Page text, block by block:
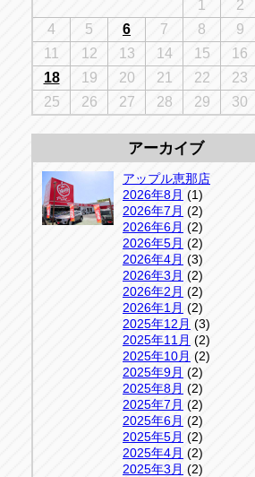
千葉
アップルかしわ沼南店
04-7190-1500
1 2
4
5 6 7 8 9
11
12 13 14 15 16
18
19 20 21 22 23
25
26 27 28 29 30
アーカイブ
アップル恵那店
2026年8月 (1)
2026年7月 (2)
2026年6月 (2)
2026年5月 (2)
2026年4月 (3)
2026年3月 (2)
2026年2月 (2)
2026年1月 (2)
2025年12月 (3)
2025年11月 (2)
2025年10月 (2)
2025年9月 (2)
2025年8月 (2)
2025年7月 (2)
2025年6月 (2)
2025年5月 (2)
2025年4月 (2)
2025年3月 (2)